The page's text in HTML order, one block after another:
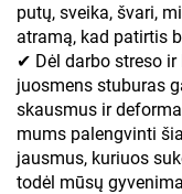
putų, sveika, švari,
atramą, kad patirtis
✔ Dėl darbo streso
juosmens stuburas
skausmus ir
mums palengvinti
jausmus, kuriuos
todėl mūsų